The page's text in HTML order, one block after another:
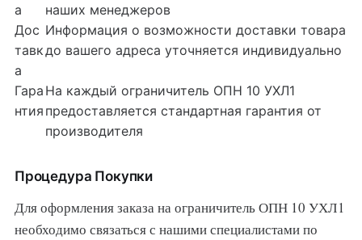
а
наших менеджеров
Дос
тавк
а
Информация о возможности доставки товара
до вашего адреса уточняется индивидуально
Гара
нтия
На каждый ограничитель ОПН 10 УХЛ1
предоставляется стандартная гарантия от
производителя
Процедура Покупки
Для оформления заказа на ограничитель ОПН 10 УХЛ1
необходимо связаться с нашими специалистами по